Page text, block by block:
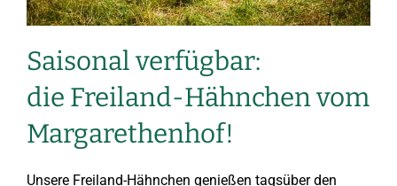
Saisonal verfügbar:
die Freiland-Hähnchen vom
Margarethenhof!
Unsere Freiland-Hähnchen genießen tagsüber den